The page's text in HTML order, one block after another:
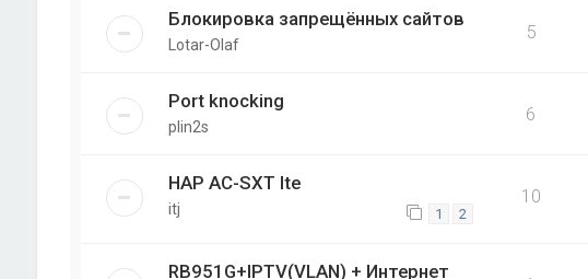
Блокировка запрещённых сайтов
Lotar-Olaf
5
Port knocking
plin2s
6
HAP AC-SXT lte
itj 1 2
10
RB951G+IPTV(VLAN) + Интернет